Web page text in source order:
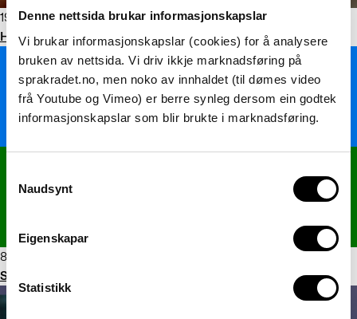
Denne nettsida brukar informasjonskapslar
Vi brukar informasjonskapslar (cookies) for å analysere
bruken av nettsida. Vi driv ikkje marknadsføring på
sprakradet.no, men noko av innhaldet (til dømes video
frå Youtube og Vimeo) er berre synleg dersom ein godtek
informasjonskapslar som blir brukte i marknadsføring.
Selection
Naudsynt
Eigenskapar
Statistikk
19. april 2022
Hen tilbake frå høyring. Over 40 innspel om norsk rettskriving
8. april 2022
Språkrådet gratulerer med den internasjonale romdagen!